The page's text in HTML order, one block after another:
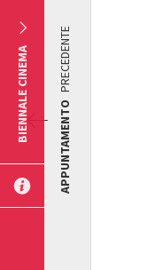
APPUNTAMENTO
PRECEDENTE
BIENNALE CINEMA